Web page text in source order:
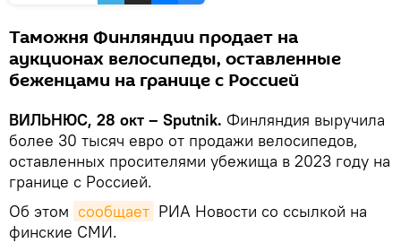
Таможня Финляндии продает на
аукционах велосипеды, оставленные
беженцами на границе с Россией
ВИЛЬНЮС, 28 окт – Sputnik. Финляндия выручила
более 30 тысяч евро от продажи велосипедов,
оставленных просителями убежища в 2023 году на
границе с Россией.
Об этом сообщает РИА Новости со ссылкой на
финские СМИ.